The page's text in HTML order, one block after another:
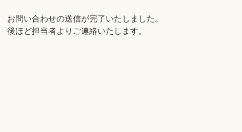
お問い合わせの送信が完了いたしました。
後ほど担当者よりご連絡いたします。